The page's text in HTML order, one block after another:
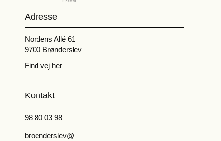
Adresse
Nordens Allé 61
9700 Brønderslev
Find vej her
Kontakt
98 80 03 98
broenderslev@